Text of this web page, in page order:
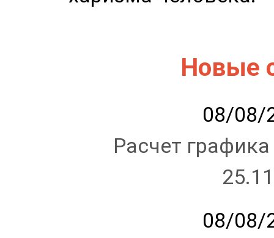
Новые
08/08/
Расчет
08/08/